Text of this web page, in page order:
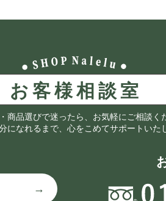
商品選びで迷ったら、お気軽にご相談く
になれるまで、心をこめてサポートいた